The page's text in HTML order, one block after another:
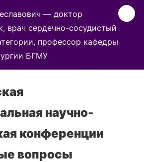
— доктор
врач сердечно-сосудистый
профессор кафедры
БГМУ
научно-
конференции
вопросы